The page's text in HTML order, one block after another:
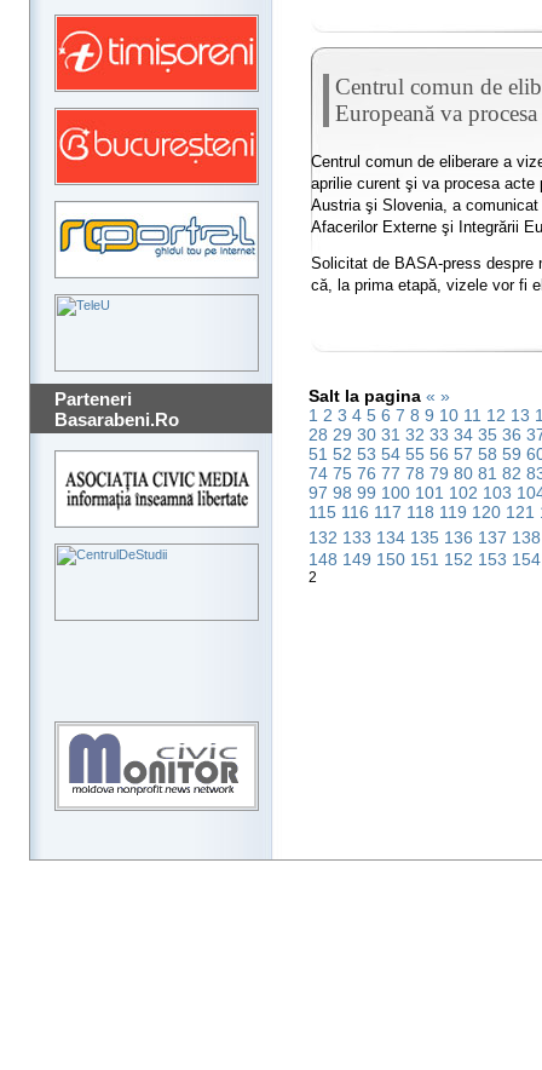
Parteneri
Basarabeni.Ro
Centrul comun de
Europeană va
Centrul comun de eliberare a
aprilie curent şi va procesa
Austria şi Slovenia, a
Afacerilor Externe şi Integrării
Solicitat de BASA-press despre
că, la prima etapă, vizele vor fi
Salt la pagina « »
1 2 3 4 5 6 7 8 9 10 11 12 13
28 29 30 31 32 33 34 35 36
51 52 53 54 55 56 57 58 59
74 75 76 77 78 79 80 81 82
97 98 99 100 101 102 103
115 116 117 118 119 120 121
132 133 134 135 136 137
148 149 150 151 152 153
2